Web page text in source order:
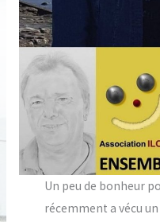
Un peu de bonheur
récemment a vécu